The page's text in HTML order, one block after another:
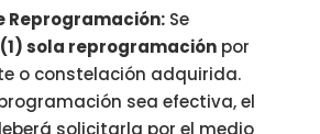
Reprogramación:Se
sola reprogramaciónpor
o constelación adquirida.
sea efectiva, el
solicitarla por el medio